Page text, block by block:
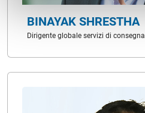
BINAYAK SHRESTHA
Dirigente globale servizi di consegna